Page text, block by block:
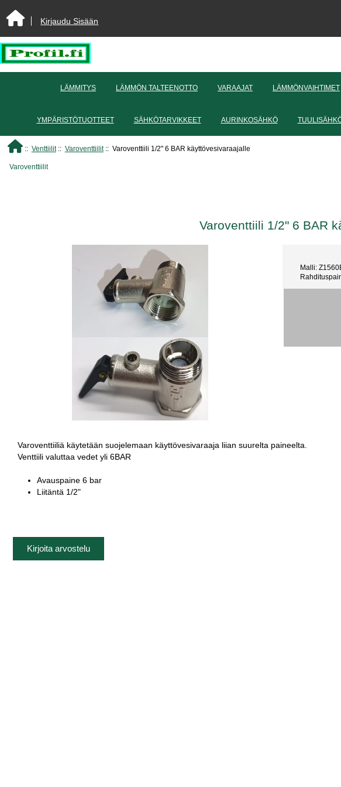
Kirjaudu Sisään
LÄMMITYS LÄMMÖN TALTEENOTTO VARAAJAT LÄMMÖNVAIHTIMET
YMPÄRISTÖTUOTTEET SÄHKÖTARVIKKEET AURINKOSÄHKÖ
:: Venttiilit:: Varoventtiilit:: Varoventtiili 1/2" 6 BAR käyttövesivaraajalle
Varoventtiilit
Varoventtiili 1/2" 6 BAR
Malli:
Varoventtiiliä käytetään suojelemaan käyttövesivaraaja liian suurelta paineelta.
Venttiili valuttaa vedet yli 6BAR
Avauspaine 6 bar
Liitäntä 1/2"
Kirjoita arvostelu